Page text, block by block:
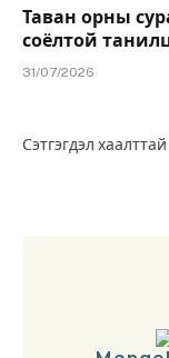
Таван орны
соёлтой
31/07/2026
Сэтгэгдэл хаалттай